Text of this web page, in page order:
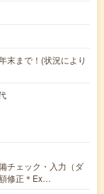
まで！(状況により
チェック・入力（ダ
修正＊Ex…